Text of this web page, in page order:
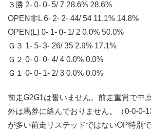
３勝 2- 0- 0- 5/ 7 28.6% 28.6%
OPEN非L 6- 2- 2- 44/ 54 11.1% 14.8%
OPEN(L) 0- 1- 0- 1/ 2 0.0% 50.0%
Ｇ３ 1- 5- 3- 26/ 35 2.9% 17.1%
Ｇ２ 0- 0- 0- 4/ 4 0.0% 0.0%
Ｇ１ 0- 0- 1- 2/ 3 0.0% 0.0%
前走G2G1は奮いません。前走重賞で中
外は馬券に絡んでおりません。（0-0-0-
が多い前走リステッドではないOP特別